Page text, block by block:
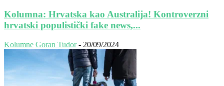
Kolumna: Hrvatska kao Australija! Kontroverzni
hrvatski populistički fake news,...
Kolumne Goran Tudor - 20/09/2024